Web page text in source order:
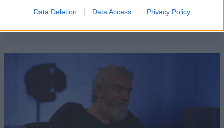
Data Deletion Data Access Privacy Policy